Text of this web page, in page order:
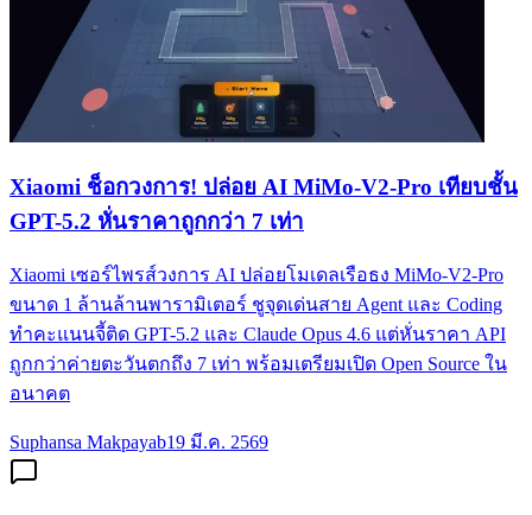
Xiaomi ช็อกวงการ! ปล่อย AI MiMo-V2-Pro เทียบชั้น
GPT-5.2 หั่นราคาถูกกว่า 7 เท่า
Xiaomi เซอร์ไพรส์วงการ AI ปล่อยโมเดลเรือธง MiMo-V2-Pro
ขนาด 1 ล้านล้านพารามิเตอร์ ชูจุดเด่นสาย Agent และ Coding
ทำคะแนนจี้ติด GPT-5.2 และ Claude Opus 4.6 แต่หั่นราคา API
ถูกกว่าค่ายตะวันตกถึง 7 เท่า พร้อมเตรียมเปิด Open Source ใน
อนาคต
Suphansa Makpayab19 มี.ค. 2569